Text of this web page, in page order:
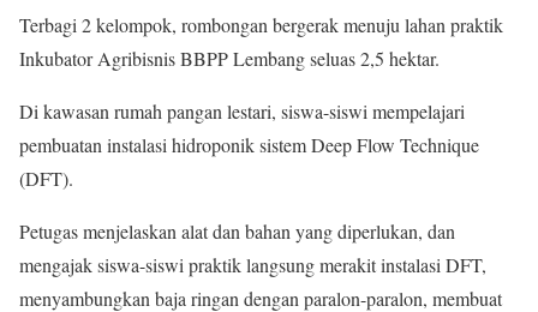
Terbagi 2 kelompok, rombongan bergerak menuju lahan praktik
Inkubator Agribisnis BBPP Lembang seluas 2,5 hektar.
Di kawasan rumah pangan lestari, siswa-siswi mempelajari
pembuatan instalasi hidroponik sistem Deep Flow Technique
(DFT).
Petugas menjelaskan alat dan bahan yang diperlukan, dan
mengajak siswa-siswi praktik langsung merakit instalasi DFT,
menyambungkan baja ringan dengan paralon-paralon, membuat